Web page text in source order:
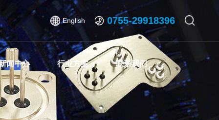
0755-29918396
English
闻中心 行业方案 联系我们